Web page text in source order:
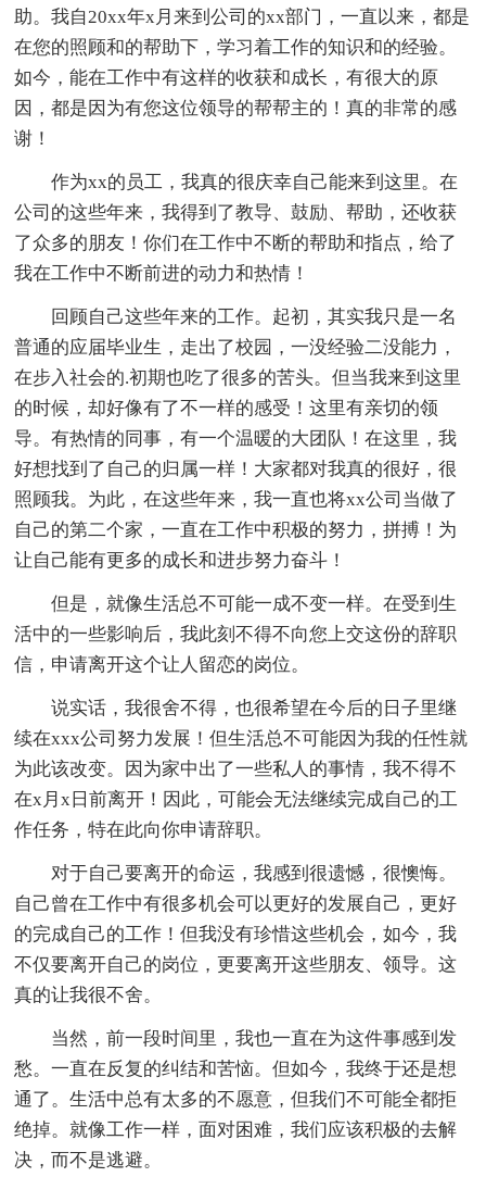
助。我自20xx年x月来到公司的xx部门，一直以来，都是
在您的照顾和的帮助下，学习着工作的知识和的经验。
如今，能在工作中有这样的收获和成长，有很大的原
因，都是因为有您这位领导的帮帮主的！真的非常的感
谢！
作为xx的员工，我真的很庆幸自己能来到这里。在
公司的这些年来，我得到了教导、鼓励、帮助，还收获
了众多的朋友！你们在工作中不断的帮助和指点，给了
我在工作中不断前进的动力和热情！
回顾自己这些年来的工作。起初，其实我只是一名
普通的应届毕业生，走出了校园，一没经验二没能力，
在步入社会的.初期也吃了很多的苦头。但当我来到这里
的时候，却好像有了不一样的感受！这里有亲切的领
导。有热情的同事，有一个温暖的大团队！在这里，我
好想找到了自己的归属一样！大家都对我真的很好，很
照顾我。为此，在这些年来，我一直也将xx公司当做了
自己的第二个家，一直在工作中积极的努力，拼搏！为
让自己能有更多的成长和进步努力奋斗！
但是，就像生活总不可能一成不变一样。在受到生
活中的一些影响后，我此刻不得不向您上交这份的辞职
信，申请离开这个让人留恋的岗位。
说实话，我很舍不得，也很希望在今后的日子里继
续在xxx公司努力发展！但生活总不可能因为我的任性就
为此该改变。因为家中出了一些私人的事情，我不得不
在x月x日前离开！因此，可能会无法继续完成自己的工
作任务，特在此向你申请辞职。
对于自己要离开的命运，我感到很遗憾，很懊悔。
自己曾在工作中有很多机会可以更好的发展自己，更好
的完成自己的工作！但我没有珍惜这些机会，如今，我
不仅要离开自己的岗位，更要离开这些朋友、领导。这
真的让我很不舍。
当然，前一段时间里，我也一直在为这件事感到发
愁。一直在反复的纠结和苦恼。但如今，我终于还是想
通了。生活中总有太多的不愿意，但我们不可能全都拒
绝掉。就像工作一样，面对困难，我们应该积极的去解
决，而不是逃避。